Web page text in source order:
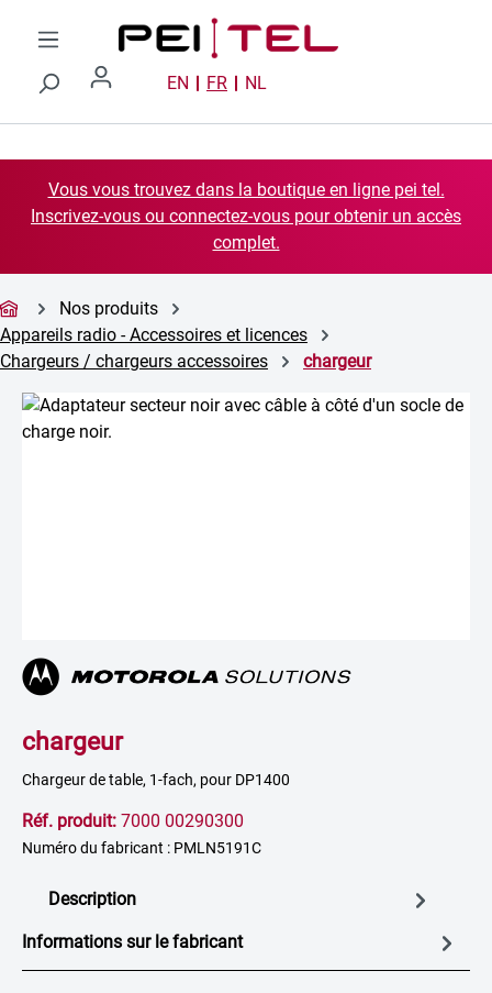
Passer au contenu principal
EN FR NL
Vous vous trouvez dans la boutique en ligne pei tel.
Inscrivez-vous ou connectez-vous pour obtenir un accès
complet.
Nos produits
Appareils radio - Accessoires et licences
Chargeurs / chargeurs accessoires
chargeur
Ignorer la galerie d'images
chargeur
Chargeur de table, 1-fach, pour DP1400
Réf. produit: 7000 00290300
Numéro du fabricant : PMLN5191C
Description
Informations sur le fabricant